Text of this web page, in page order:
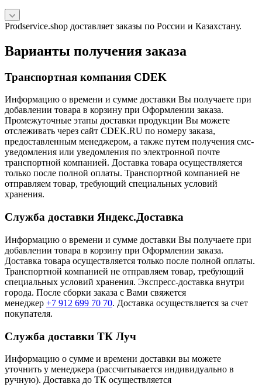
Prodservice.shop доставляет заказы по России и Казахстану.
Варианты получения заказа
Транспортная компания CDEK
Информацию о времени и сумме доставки Вы получаете при
добавлении товара в корзину при Оформлении заказа.
Промежуточные этапы доставки продукции Вы можете
отслеживать через сайт CDEK.RU по номеру заказа,
предоставленным менеджером, а также путем получения смс-
уведомления или уведомления по электронной почте
транспортной компанией. Доставка товара осуществляется
только после полной оплаты. Транспортной компанией не
отправляем товар, требующий специальных условий
хранения.
Служба доставки Яндекс.Доставка
Информацию о времени и сумме доставки Вы получаете при
добавлении товара в корзину при Оформлении заказа.
Доставка товара осуществляется только после полной оплаты.
Транспортной компанией не отправляем товар, требующий
специальных условий хранения. Экспресс-доставка внутри
города. После сборки заказа с Вами свяжется
менеджер +7 912 699 70 70. Доставка осуществляется за счет
покупателя.
Служба доставки ТК Луч
Информацию о сумме и времени доставки вы можете
уточнить у менеджера (рассчитывается индивидуально в
ручную). Доставка до ТК осуществляется